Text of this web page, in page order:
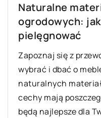
Naturalne
ogrodowych:
pielęgnować
Zapoznaj się z
wybrać i dbać o
naturalnych
cechy mają
będą najlepsze dla